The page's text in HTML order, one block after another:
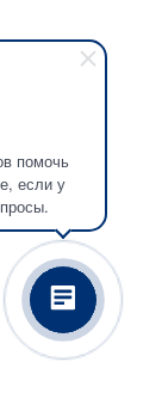
помочь
если у